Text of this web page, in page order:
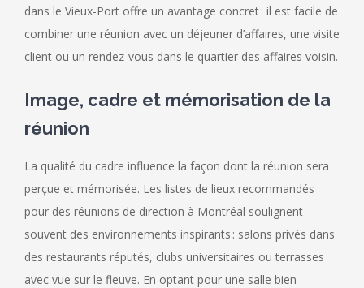
dans le Vieux-Port offre un avantage concret : il est facile de
combiner une réunion avec un déjeuner d’affaires, une visite
client ou un rendez-vous dans le quartier des affaires voisin.
Image, cadre et mémorisation de la
réunion
La qualité du cadre influence la façon dont la réunion sera
perçue et mémorisée. Les listes de lieux recommandés
pour des réunions de direction à Montréal soulignent
souvent des environnements inspirants : salons privés dans
des restaurants réputés, clubs universitaires ou terrasses
avec vue sur le fleuve. En optant pour une salle bien